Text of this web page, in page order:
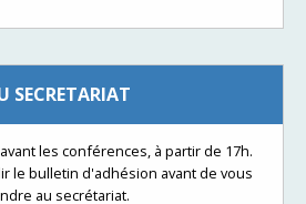
SECRETARIAT
les conférences, à partir de 17h.
le bulletin d'adhésion avant de vous
au secrétariat.